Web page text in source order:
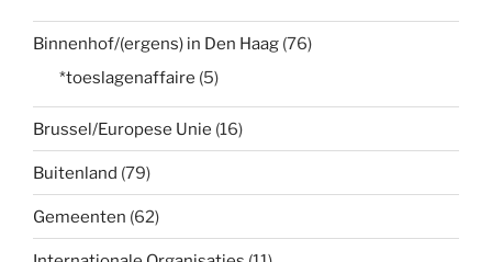
Binnenhof/(ergens) in Den Haag (76)
*toeslagenaffaire (5)
Brussel/Europese Unie (16)
Buitenland (79)
Gemeenten (62)